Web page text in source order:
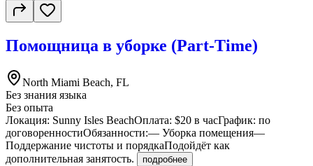
Помощница в уборке (Part-Time)
North Miami Beach, FL
Без знания языка
Без опыта
Локация: Sunny Isles BeachОплата: $20 в часГрафик: по
договоренностиОбязанности:— Уборка помещения—
Поддержание чистоты и порядкаПодойдёт как
дополнительная занятость.
подробнее